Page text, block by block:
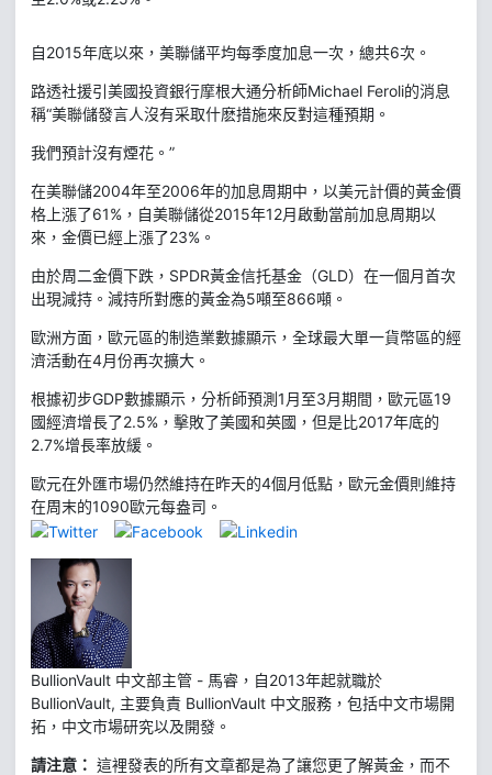
自2015年底以來，美聯儲平均每季度加息一次，總共6次。
路透社援引美國投資銀行摩根大通分析師Michael Feroli的消息
稱“美聯儲發言人沒有采取什麽措施來反對這種預期。
我們預計沒有煙花。”
在美聯儲2004年至2006年的加息周期中，以美元計價的黃金價
格上漲了61%，自美聯儲從2015年12月啟動當前加息周期以
來，金價已經上漲了23%。
由於周二金價下跌，SPDR黃金信托基金（GLD）在一個月首次
出現減持。減持所對應的黃金為5噸至866噸。
歐洲方面，歐元區的制造業數據顯示，全球最大單一貨幣區的經
濟活動在4月份再次擴大。
根據初步GDP數據顯示，分析師預測1月至3月期間，歐元區19
國經濟增長了2.5%，擊敗了美國和英國，但是比2017年底的
2.7%增長率放緩。
歐元在外匯市場仍然維持在昨天的4個月低點，歐元金價則維持
在周末的1090歐元每盎司。
BullionVault 中文部主管 - 馬睿，自2013年起就職於
BullionVault, 主要負責 BullionVault 中文服務，包括中文市場開
拓，中文市場研究以及開發。
請注意： 這裡發表的所有文章都是為了讓您更了解黃金，而不